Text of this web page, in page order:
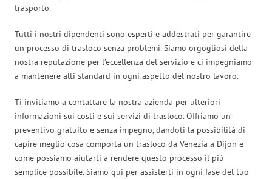
trasporto.
Tutti i nostri dipendenti sono esperti e addestrati per garantire
un processo di trasloco senza problemi. Siamo orgogliosi della
nostra reputazione per l’eccellenza del servizio e ci impegniamo
a mantenere alti standard in ogni aspetto del nostro lavoro.
Ti invitiamo a contattare la nostra azienda per ulteriori
informazioni sui costi e sui servizi di trasloco. Offriamo un
preventivo gratuito e senza impegno, dandoti la possibilità di
capire meglio cosa comporta un trasloco da Venezia a Dijon e
come possiamo aiutarti a rendere questo processo il più
semplice possibile. Siamo qui per assisterti in ogni fase del tuo